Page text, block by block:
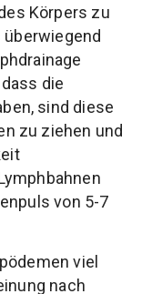
Körpers zu
die
sind diese
zu ziehen und
von 5-7
viel
nach